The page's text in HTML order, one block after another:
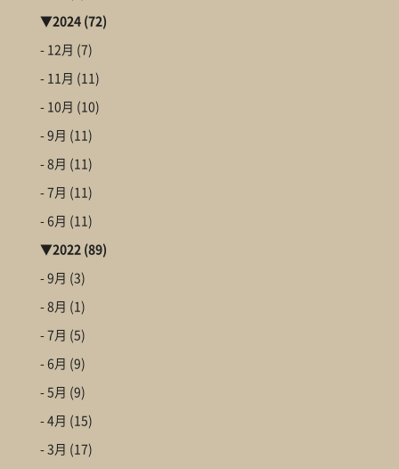
▼2024(72)
- 12月 (7)
- 11月 (11)
- 10月 (10)
- 9月 (11)
- 8月 (11)
- 7月 (11)
- 6月 (11)
▼2022 (89)
- 9月 (3)
- 8月 (1)
- 7月 (5)
- 6月 (9)
- 5月 (9)
- 4月 (15)
- 3月 (17)